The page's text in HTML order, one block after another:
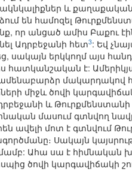
ակնկալիքներ և
են համոզել
որ անցած ամիս Բաքու
Ադրբեջանի հետ3: Եվ
սակայն երկկողմ այս
հատկանշական է:
մակարդակով
միջև ծովի
և Թուրքմենստանի
մասում գտնվող
ավելի մոտ է գտնվում
Սակայն
Ահա սա է հիմնական
ծովի կարգավիճակի